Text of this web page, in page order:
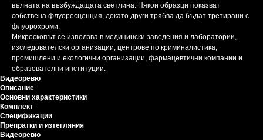
вълната на възбуждащата светлина. Някои образци показват
собствена флуоресценция, докато други трябва да бъдат третирани с
флуорохроми.
Микроскопът се използва в медицински заведения и лаборатории,
изследователски организации, центрове по криминалистика,
промишлени и екологични организации, фармацевтични компании и
образователни институции.
Видеоревю
Описание
Основни характеристики
Комплект
Спецификации
Препратки и изтегляния
Видеоревю